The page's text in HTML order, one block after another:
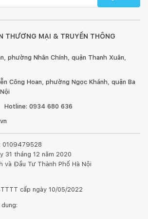
THƯƠNG MẠI & TRUYỀN THÔNG
phường Nhân Chính, quận Thanh Xuân,
Công Hoan, phường Ngọc Khánh, quận Ba
Hotline: 0934 680 636
0109479528
31 tháng 12 năm 2020
và Đầu Tư Thành Phố Hà Nội
cấp ngày 10/05/2022